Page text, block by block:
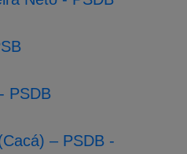
PSDB
– PSDB -